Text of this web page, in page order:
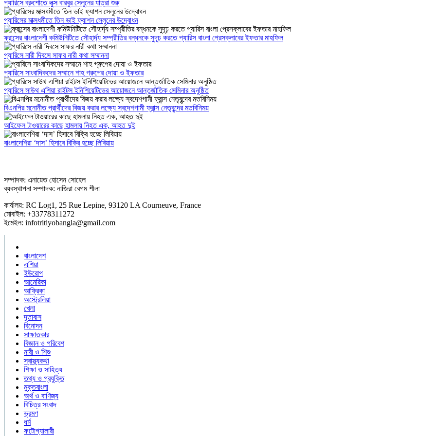
প্যারিসে ব্রুশোতে লুক্স বারবুর সেলুনের যাত্রা শুরু
প্যারিসের মাক্সধমীতে তিন ভাই ফ্যাশন সেলুনের উদ্বোধন
ফ্রান্সের বাংলাদেশী কমিউনিটিতে সৌহার্দ্য সম্প্রীতির বন্ধনকে সুদূঢ় করতে প্যারিস বাংলা প্রেসক্লাবের ইফতার মাহফিল
প্যারিসে নারী দিবসে সাফর নারী কথা সম্মাননা
প্যারিসে সাংবাদিকদের সম্মানে শাহ গ্রুপের দোয়া ও ইফতার
প্যারিসে সাউথ এশিয়া রাইটস ইনিশিয়েটিভের আয়োজনে আন্তর্জাতিক সেমিনার অনুষ্ঠিত
বিএনপির মনোনীত প্রার্থীদের বিজয় করার লক্ষ্যে স্বদেশগামী ফ্রান্স নেতৃবৃন্দের মতবিনিময়
আইফেল টাওয়ারের কাছে হামলায় নিহত এক, আহত দুই
বাংলাদেশিরা ‘দাস’ হিসাবে বিক্রি হচ্ছে লিবিয়ায়
সম্পাদক: এনায়েত হোসেন সোহেল
ব্যবস্থাপনা সম্পাদক: নাজিরা বেগম শীলা
কার্যালয়: RC Log1, 25 Rue Lepine, 93120 LA Courneuve, France
মোবাইল: +33778311272
ইমেইল: infotritiyobangla@gmail.com
বাংলাদেশ
এশিয়া
ইউরোপ
আমেরিকা
আফ্রিকা
অস্ট্রেলিয়া
খেলা
দূতাবাস
বিনোদন
সাক্ষাতকার
বিজ্ঞান ও পরিবেশ
নারী ও শিশু
স্বাস্থ্যকথা
শিক্ষা ও সাহিত্য
তথ্য ও প্রযুক্তি
মুক্তবাংলা
অর্থ ও বাণিজ্য
বিচিত্র সংবাদ
ভ্রমণ
ধর্ম
ফটোগ্যালারী